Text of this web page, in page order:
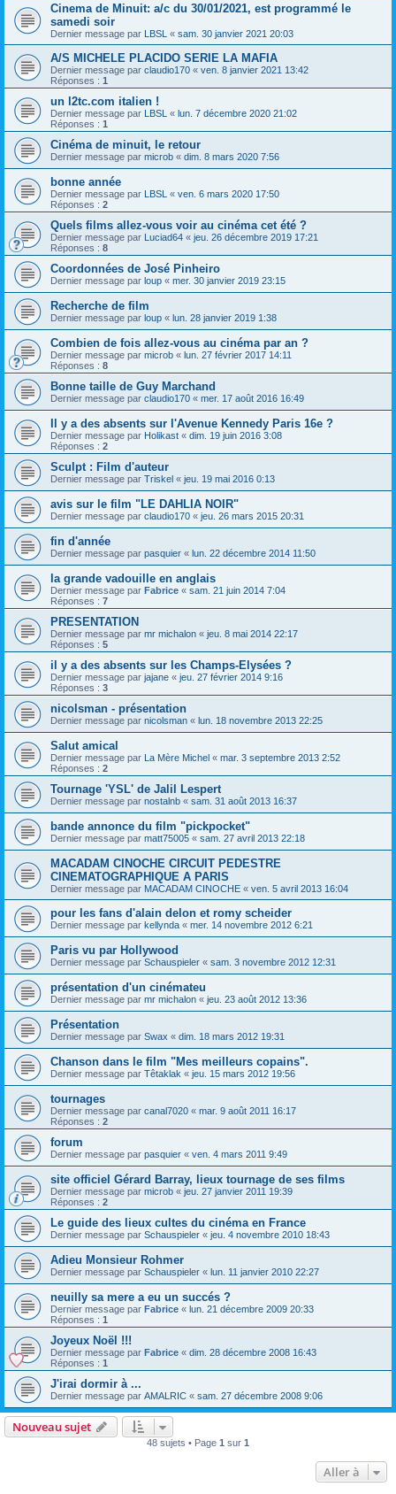
Cinema de Minuit: a/c du 30/01/2021, est programmé le
samedi soir
Dernier message par LBSL « sam. 30 janvier 2021 20:03
A/S MICHELE PLACIDO SERIE LA MAFIA
Dernier message par claudio170 « ven. 8 janvier 2021 13:42
Réponses : 1
un l2tc.com italien !
Dernier message par LBSL « lun. 7 décembre 2020 21:02
Réponses : 1
Cinéma de minuit, le retour
Dernier message par microb « dim. 8 mars 2020 7:56
bonne année
Dernier message par LBSL « ven. 6 mars 2020 17:50
Réponses : 2
Quels films allez-vous voir au cinéma cet été ?
Dernier message par Luciad64 « jeu. 26 décembre 2019 17:21
Réponses : 8
Coordonnées de José Pinheiro
Dernier message par loup « mer. 30 janvier 2019 23:15
Recherche de film
Dernier message par loup « lun. 28 janvier 2019 1:38
Combien de fois allez-vous au cinéma par an ?
Dernier message par microb « lun. 27 février 2017 14:11
Réponses : 8
Bonne taille de Guy Marchand
Dernier message par claudio170 « mer. 17 août 2016 16:49
Il y a des absents sur l'Avenue Kennedy Paris 16e ?
Dernier message par Holikast « dim. 19 juin 2016 3:08
Réponses : 2
Sculpt : Film d'auteur
Dernier message par Triskel « jeu. 19 mai 2016 0:13
avis sur le film "LE DAHLIA NOIR"
Dernier message par claudio170 « jeu. 26 mars 2015 20:31
fin d'année
Dernier message par pasquier « lun. 22 décembre 2014 11:50
la grande vadouille en anglais
Dernier message par Fabrice « sam. 21 juin 2014 7:04
Réponses : 7
PRESENTATION
Dernier message par mr michalon « jeu. 8 mai 2014 22:17
Réponses : 5
il y a des absents sur les Champs-Elysées ?
Dernier message par jajane « jeu. 27 février 2014 9:16
Réponses : 3
nicolsman - présentation
Dernier message par nicolsman « lun. 18 novembre 2013 22:25
Salut amical
Dernier message par La Mère Michel « mar. 3 septembre 2013 2:52
Réponses : 2
Tournage 'YSL' de Jalil Lespert
Dernier message par nostalnb « sam. 31 août 2013 16:37
bande annonce du film "pickpocket"
Dernier message par matt75005 « sam. 27 avril 2013 22:18
MACADAM CINOCHE CIRCUIT PEDESTRE
CINEMATOGRAPHIQUE A PARIS
Dernier message par MACADAM CINOCHE « ven. 5 avril 2013 16:04
pour les fans d'alain delon et romy scheider
Dernier message par kellynda « mer. 14 novembre 2012 6:21
Paris vu par Hollywood
Dernier message par Schauspieler « sam. 3 novembre 2012 12:31
présentation d'un cinémateu
Dernier message par mr michalon « jeu. 23 août 2012 13:36
Présentation
Dernier message par Swax « dim. 18 mars 2012 19:31
Chanson dans le film "Mes meilleurs copains".
Dernier message par Têtaklak « jeu. 15 mars 2012 19:56
tournages
Dernier message par canal7020 « mar. 9 août 2011 16:17
Réponses : 2
forum
Dernier message par pasquier « ven. 4 mars 2011 9:49
site officiel Gérard Barray, lieux tournage de ses films
Dernier message par microb « jeu. 27 janvier 2011 19:39
Réponses : 2
Le guide des lieux cultes du cinéma en France
Dernier message par Schauspieler « jeu. 4 novembre 2010 18:43
Adieu Monsieur Rohmer
Dernier message par Schauspieler « lun. 11 janvier 2010 22:27
neuilly sa mere a eu un succés ?
Dernier message par Fabrice « lun. 21 décembre 2009 20:33
Réponses : 1
Joyeux Noël !!!
Dernier message par Fabrice « dim. 28 décembre 2008 16:43
Réponses : 1
J'irai dormir à ...
Dernier message par AMALRIC « sam. 27 décembre 2008 9:06
Nouveau sujet
48 sujets • Page 1 sur 1
Aller à